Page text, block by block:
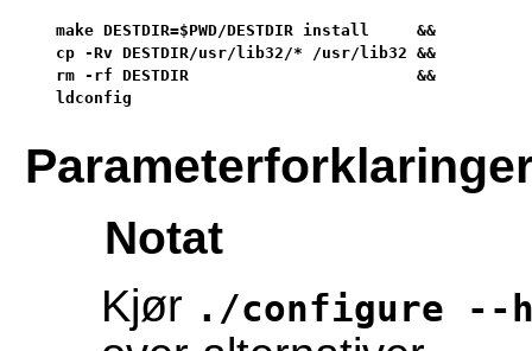
make DESTDIR=$PWD/DESTDIR install     &&
cp -Rv DESTDIR/usr/lib32/* /usr/lib32 &&
rm -rf DESTDIR                        &&
ldconfig
Notat
Kjør ./configure --